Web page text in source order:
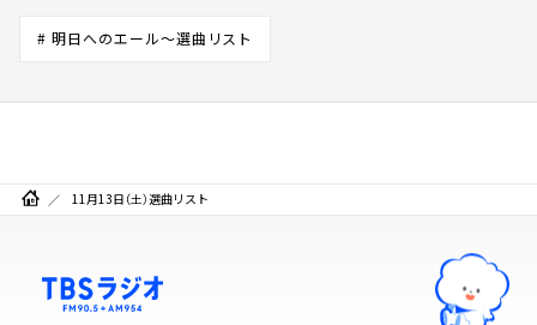
# 明日へのエール～選曲リスト
11月13日（土）選曲リスト